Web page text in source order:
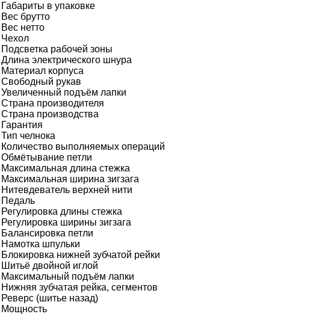
Габариты в упаковке
Вес брутто
Вес нетто
Чехол
Подсветка рабочей зоны
Длина электрического шнура
Материал корпуса
Свободный рукав
Увеличенный подъём лапки
Страна производителя
Страна производства
Гарантия
Тип челнока
Количество выполняемых операций
Обмётывание петли
Максимальная длина стежка
Максимальная ширина зигзага
Нитевдеватель верхней нити
Педаль
Регулировка длины стежка
Регулировка ширины зигзага
Балансировка петли
Намотка шпульки
Блокировка нижней зубчатой рейки
Шитьё двойной иглой
Максимальный подъём лапки
Нижняя зубчатая рейка, сегментов
Реверс (шитье назад)
Мощность